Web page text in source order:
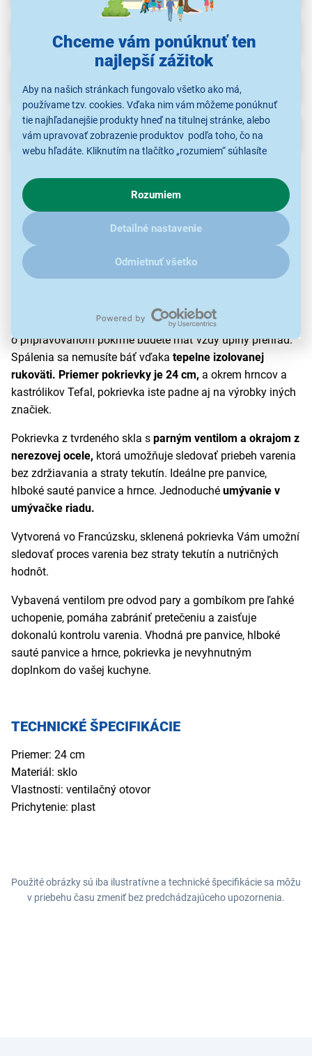
Chceme vám ponúknuť ten
najlepší zážitok
Aby na našich stránkach fungovalo všetko ako má,
používame tzv. cookies. Vďaka nim vám môžeme ponúknuť
tie najhľadanejšie produkty hneď na titulnej stránke, alebo
vám upravovať zobrazenie produktov podľa toho, čo na
webu hľadáte. Kliknutím na tlačítko „rozumiem“ súhlasíte
o chovaní na webe pre zobrazovaní cielených reklám.
V prípade že vás zaujímajú detaily, ako u nás s cookies a
ďalšími údaji pracujeme, kliknitesem.
Rozumiem
Detailné nastavenie
Odmietnuť všetko
Popis
kuchynských spotrebičov a riadov na svete. Roky
skúseností sa tiež odrážajú na kvalite ich výrobkov. To je
vidieť napríklad na tejto sklenenej pokrievke
Kvalitné spracovanie
Je vyrobená z najkvalitnejšieho tvrdeného skla
veľmi pevné a spoľahlivé. Je cez neho krásne vidieť, a tak
o pripravovanom pokrme budete mať vždy úplný prehľad.
Spálenia sa nemusíte báť vďaka tepelne izolovanej
rukoväti. Priemer pokrievky je 24 cm, a okrem hrncov a
kastrólikov Tefal, pokrievka iste padne aj na výrobky iných
značiek.
Pokrievka z tvrdeného skla s parným ventilom a okrajom z
nerezovej ocele, ktorá umožňuje sledovať priebeh varenia
bez zdržiavania a straty tekutín. Ideálne pre panvice,
hlboké sauté panvice a hrnce. Jednoduché umývanie v
umývačke riadu.
Vytvorená vo Francúzsku, sklenená pokrievka Vám umožní
sledovať proces varenia bez straty tekutín a nutričných
hodnôt.
Vybavená ventilom pre odvod pary a gombíkom pre ľahké
uchopenie, pomáha zabrániť pretečeniu a zaisťuje
dokonalú kontrolu varenia. Vhodná pre panvice, hlboké
sauté panvice a hrnce, pokrievka je nevyhnutným
doplnkom do vašej kuchyne.
TECHNICKÉ ŠPECIFIKÁCIE
Priemer: 24 cm
Materiál: sklo
Vlastnosti: ventilačný otovor
Prichytenie: plast
Recenzie(1)
Na stiahnutie
Použité obrázky sú iba ilustratívne a technické špecifikácie sa môžu
v priebehu času zmeniť bez predchádzajúceho upozornenia.